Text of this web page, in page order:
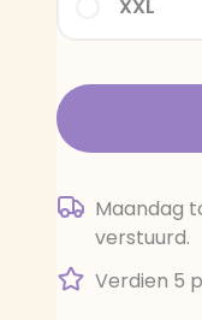
XXL
Maandag
verstuurd.
Verdien 5